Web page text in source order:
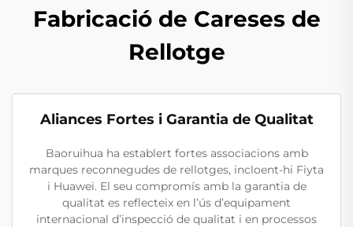
Fabricació de Careses de
Rellotge
Aliances Fortes i Garantia de Qualitat
Baoruihua ha establert fortes associacions amb
marques reconnegudes de rellotges, incloent-hi Fiyta
i Huawei. El seu compromís amb la garantia de
qualitat es reflecteix en l’ús d’equipament
internacional d’inspecció de qualitat i en processos